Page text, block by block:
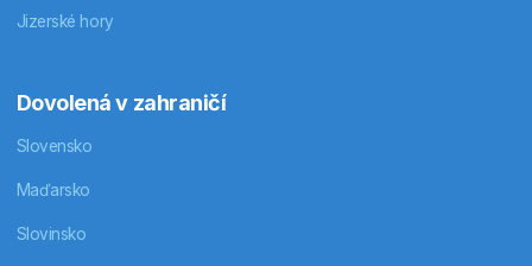
Jizerské hory
Dovolená v zahraničí
Slovensko
Maďarsko
Slovinsko